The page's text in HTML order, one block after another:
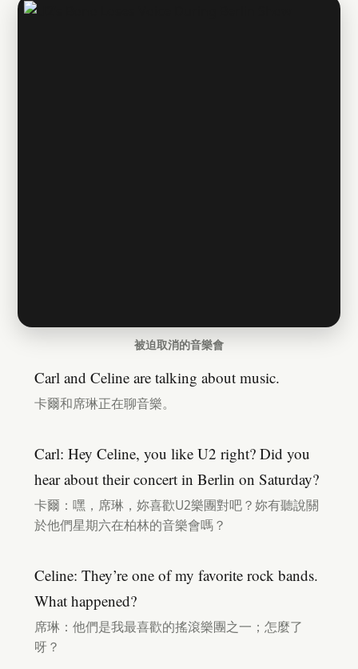
被迫取消的音樂會
Carl and Celine are talking about music.
卡爾和席琳正在聊音樂。
Carl: Hey Celine, you like U2 right? Did you
hear about their concert in Berlin on Saturday?
卡爾：嘿，席琳，妳喜歡U2樂團對吧？妳有聽說關
於他們星期六在柏林的音樂會嗎？
Celine: They’re one of my favorite rock bands.
What happened?
席琳：他們是我最喜歡的搖滾樂團之一；怎麼了
呀？